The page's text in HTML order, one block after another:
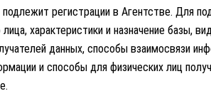
регистрации в Агентстве. Для
характеристики и назначение базы,
данных, способы взаимосвязи
и способы для физических лиц